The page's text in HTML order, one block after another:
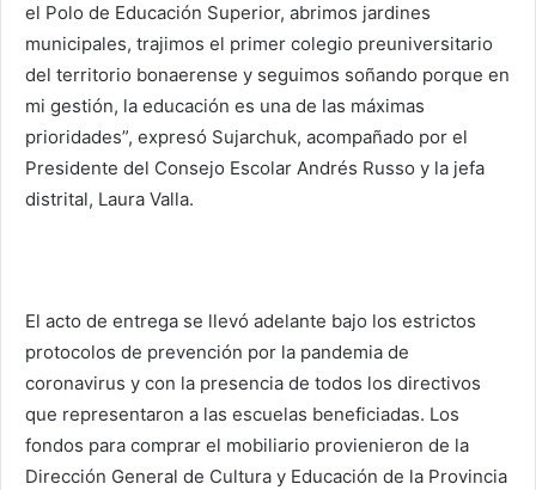
el Polo de Educación Superior, abrimos jardines
municipales, trajimos el primer colegio preuniversitario
del territorio bonaerense y seguimos soñando porque en
mi gestión, la educación es una de las máximas
prioridades”, expresó Sujarchuk, acompañado por el
Presidente del Consejo Escolar Andrés Russo y la jefa
distrital, Laura Valla.
El acto de entrega se llevó adelante bajo los estrictos
protocolos de prevención por la pandemia de
coronavirus y con la presencia de todos los directivos
que representaron a las escuelas beneficiadas. Los
fondos para comprar el mobiliario provienieron de la
Dirección General de Cultura y Educación de la Provincia